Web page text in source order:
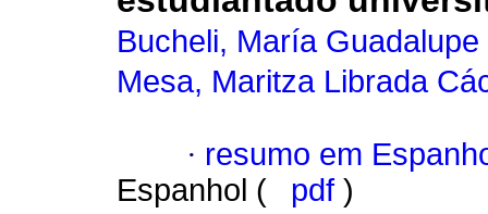
Bucheli, María Guadalupe
Mesa, Maritza Librada
· resumo em
Espanhol (
pdf )